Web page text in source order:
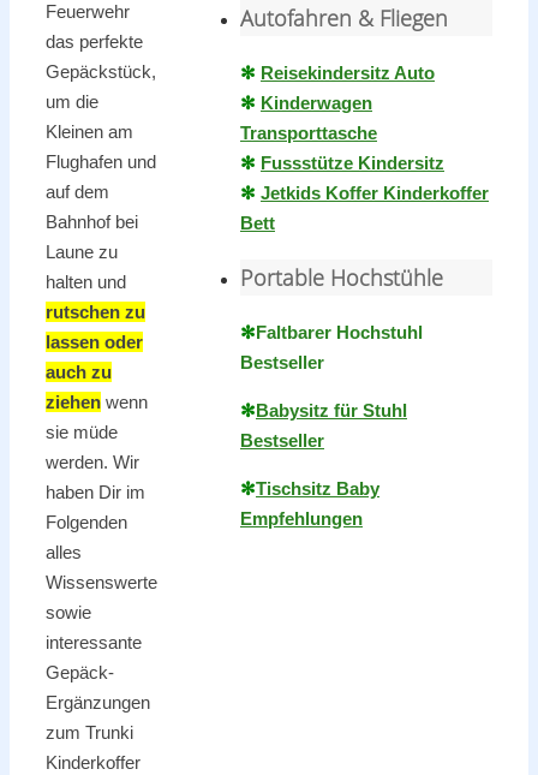
Feuerwehr
das perfekte
Gepäckstück,
um die
Kleinen am
Flughafen und
auf dem
Bahnhof bei
Laune zu
halten und
rutschen zu
lassen oder
auch zu
ziehen wenn
sie müde
werden. Wir
haben Dir im
Folgenden
alles
Wissenswerte
sowie
interessante
Gepäck-
Ergänzungen
zum Trunki
Kinderkoffer
Autofahren & Fliegen
✻ Reisekindersitz Auto
✻ Kinderwagen
Transporttasche
✻ Fussstütze Kindersitz
✻ Jetkids Koffer Kinderkoffer
Bett
Portable Hochstühle
✻Faltbarer Hochstuhl
Bestseller
✻Babysitz für Stuhl
Bestseller
✻Tischsitz Baby
Empfehlungen